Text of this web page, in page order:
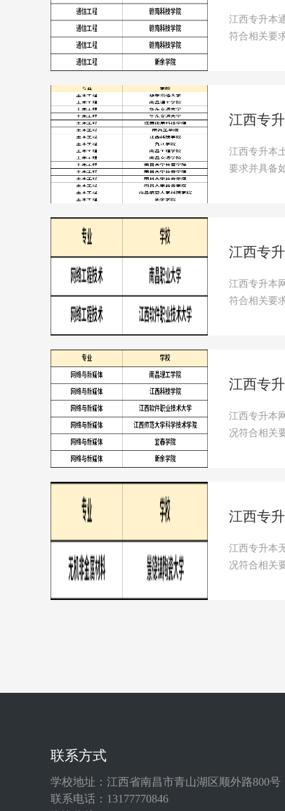
江西专升本
符合相关要
江西专
江西专升本
要求并具备
江西专
江西专升本
符合相关要
江西专
江西专升本
况符合相关
江西专
江西专升本
况符合相关
联系方式
学校地址：江西省南昌市青山湖区顺外路800号
联系电话：13177770846